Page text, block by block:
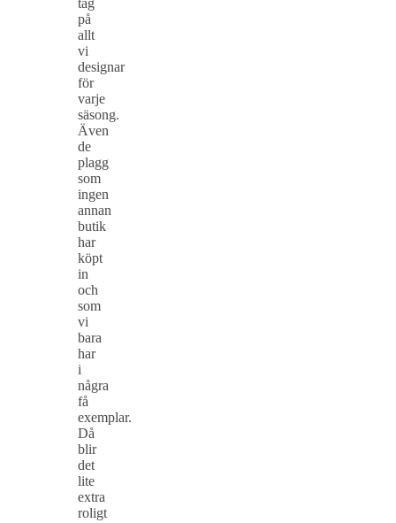
på
allt
vi
designar
för
varje
säsong.
Även
de
plagg
som
ingen
annan
butik
har
köpt
in
och
som
vi
bara
har
i
några
få
exemplar.
Då
blir
det
lite
extra
roligt